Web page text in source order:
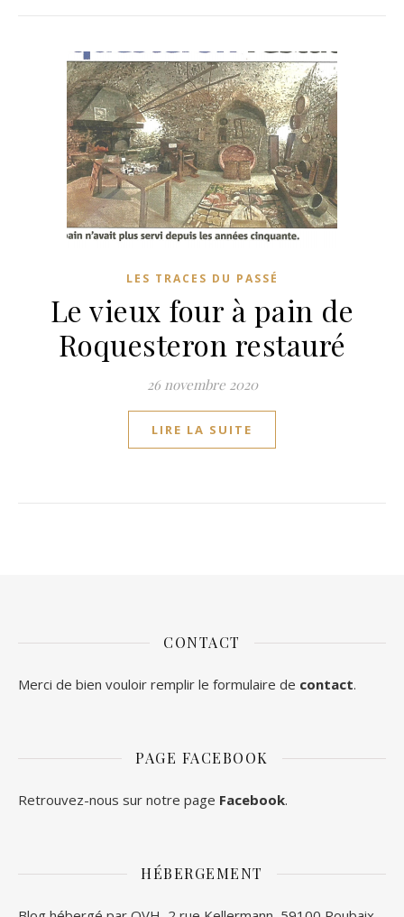
LES TRACES DU PASSÉ
Le vieux four à pain de
Roquesteron restauré
26 novembre 2020
LIRE LA SUITE
CONTACT
Merci de bien vouloir remplir le formulaire de contact.
PAGE FACEBOOK
Retrouvez-nous sur notre page Facebook.
HÉBERGEMENT